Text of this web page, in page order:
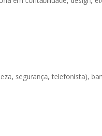
segurança, telefonista),